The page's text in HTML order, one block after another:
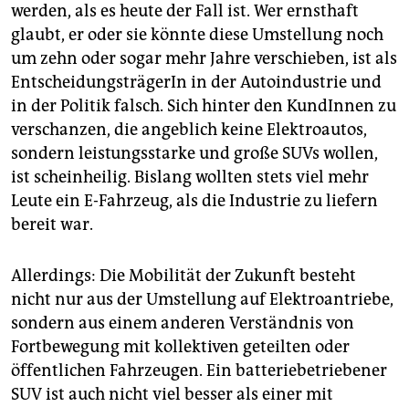
werden, als es heute der Fall ist. Wer ernsthaft
glaubt, er oder sie könnte diese Umstellung noch
um zehn oder sogar mehr Jahre verschieben, ist als
EntscheidungsträgerIn in der Autoindustrie und
in der Politik falsch. Sich hinter den KundInnen zu
verschanzen, die angeblich keine Elektroautos,
sondern leistungsstarke und große SUVs wollen,
ist scheinheilig. Bislang wollten stets viel mehr
Leute ein E-Fahrzeug, als die Industrie zu liefern
bereit war.
Allerdings: Die Mobilität der Zukunft besteht
nicht nur aus der Umstellung auf Elektroantriebe,
sondern aus einem anderen Verständnis von
Fortbewegung mit kollektiven geteilten oder
öffentlichen Fahrzeugen. Ein batteriebetriebener
SUV ist auch nicht viel besser als einer mit